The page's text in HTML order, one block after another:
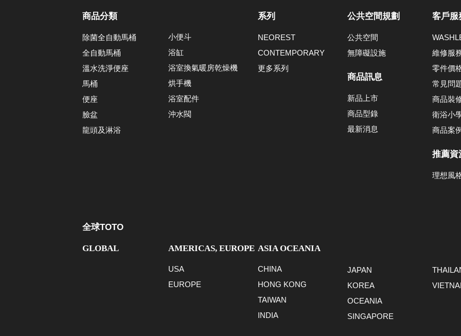
商品分類
除菌全自動馬桶
全自動馬桶
溫水洗淨便座
馬桶
便座
臉盆
龍頭及淋浴
小便斗
浴缸
浴室換氣暖房乾燥機
烘手機
浴室配件
沖水閥
系列
NEOREST
CONTEMPORARY
更多系列
公共空間規劃
公共空間
無障礙設施
商品訊息
新品上市
商品型錄
最新消息
客戶服
維修服
零件價
常見問
商品裝
衛浴小
商品案
推薦資
理想風
全球TOTO
GLOBAL AMERICAS, EUROPE
USA
EUROPE
ASIA OCEANIA
CHINA
HONG KONG
TAIWAN
INDIA
JAPAN
KOREA
OCEANIA
SINGAPORE